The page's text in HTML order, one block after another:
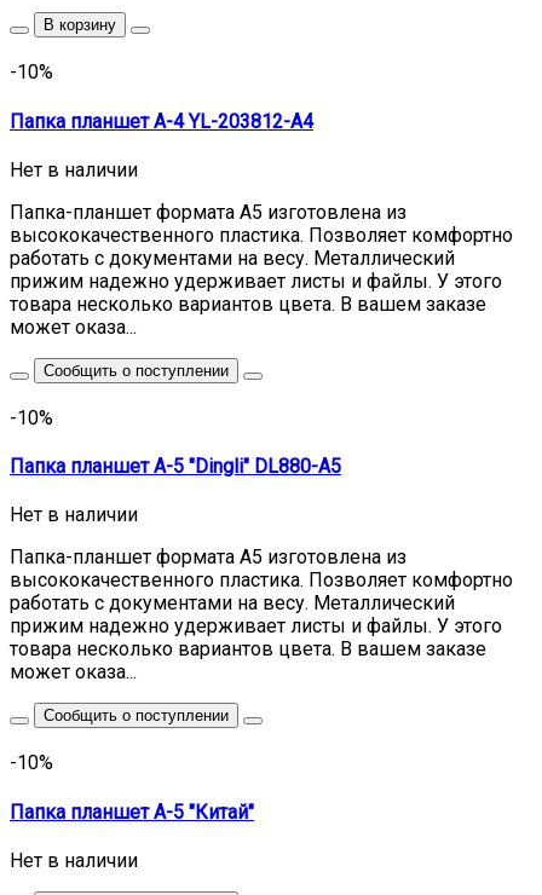
В корзину
-10%
Папка планшет А-4 YL-203812-A4
Нет в наличии
Папка-планшет формата А5 изготовлена из
высококачественного пластика. Позволяет комфортно
работать с документами на весу. Металлический
прижим надежно удерживает листы и файлы. У этого
товара несколько вариантов цвета. В вашем заказе
может оказа...
Сообщить о поступлении
-10%
Папка планшет А-5 "Dingli" DL880-A5
Нет в наличии
Папка-планшет формата А5 изготовлена из
высококачественного пластика. Позволяет комфортно
работать с документами на весу. Металлический
прижим надежно удерживает листы и файлы. У этого
товара несколько вариантов цвета. В вашем заказе
может оказа...
Сообщить о поступлении
-10%
Папка планшет А-5 "Китай"
Нет в наличии